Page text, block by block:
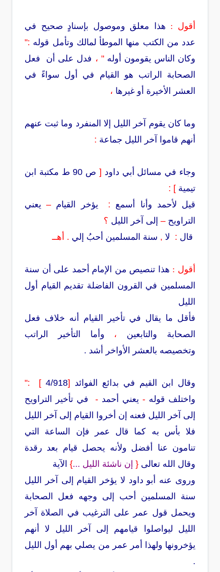
أقول : هذا معلق وموصول بإسنادٍ صحيح في
عدد من الكتب منها الموطأ لمالك وتأمل قوله :"
وكان الناس يقومون أوله" ، فدل على أن فعل
الصحابة الراتب هو القيام في أول سواءً في
العشر الأخيرة أو غيرها ،
وما كان يقوم آخر الليل إلا المنفرد وما ثبت عنهم
أنهم قاموا آخر الليل جماعة :
وجاء في مسائل أبي داود [
ص 90 ط مكتبة ابن
تيمية ] :
قيل لأحمد وأنا أسمع : يؤخر القيام –يعني
التراويح – إلى آخر الليل ؟
قال : لا , سنة المسلمين أحبُ إلي . أهــ
أقول : هذا تنصيص من الإمام أحمد على أن سنة
المسلمين في القرون الفاضلة تقديم القيام أول
الليل
فأقل ما يقال في تأخير القيام أنه خلاف فعل
الصحابة والتابعين ، وأما التأخير الراتب
وتخصيصه بالعشر الأواخر أشد .
وقال ابن القيم في بدائع الفوائد [
4/918
]
:"
واختلف قوله - يعني أحمد -
في تأخير التراويح
إلى آخر الليل فعنه إن أخروا القيام إلى آخر الليل
فلا بأس به كما قال عمر فإن الساعة التي
تنامون عنا أفضل ولأنه يحصل قيام بعد رقدة
وقال الله تعالى { إن ناشئة الليل ...} الآية
وروى عنه أبو داود لا يؤخر القيام إلى آخر الليل
سنة المسلمين أحب إلى وجهه فعل الصحابة
ويحمل قول عمر على الترغيب في الصلاة آخر
الليل ليواصلوا قيامهم إلى آخر الليل لا أنهم
يؤخرونها ولهذا أمر عمر من يصلي بهم أول الليل
.